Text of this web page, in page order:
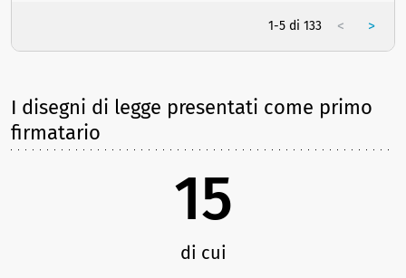
1-5 di 133 < >
I disegni di legge presentati come primo
firmatario
15
di cui